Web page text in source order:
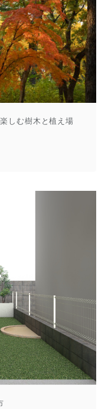
しむ樹木と植え場